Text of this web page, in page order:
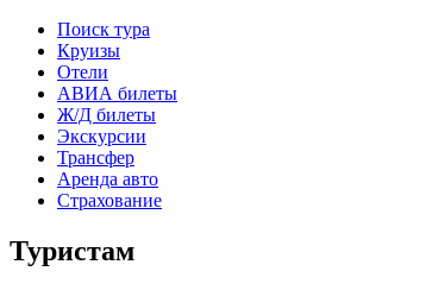
Поиск тура
Круизы
Отели
АВИА билеты
Ж/Д билеты
Экскурсии
Трансфер
Аренда авто
Страхование
Туристам